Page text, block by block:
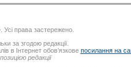
права застережено.
за згодою редакції.
в Інтернет обов’язкове посилання на
редакції